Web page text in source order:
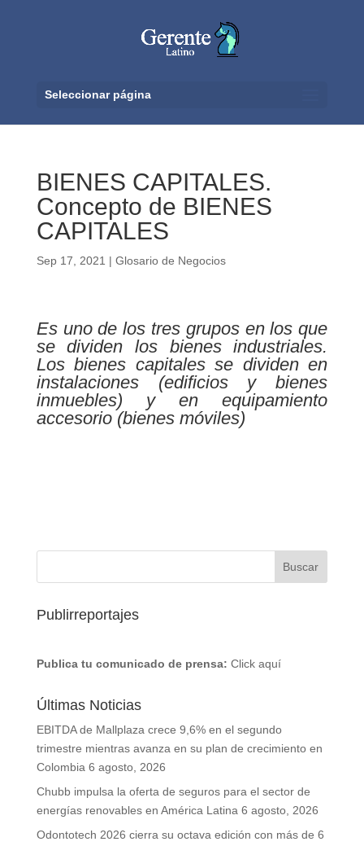
Seleccionar página
BIENES CAPITALES.
Concepto de BIENES
CAPITALES
Sep 17, 2021 | Glosario de Negocios
Es uno de los tres grupos en los que
se dividen los bienes industriales.
Los bienes capitales se dividen en
instalaciones (edificios y bienes
inmuebles) y en equipamiento
accesorio (bienes móviles)
Publirreportajes
Publica tu comunicado de prensa: Click aquí
Últimas Noticias
EBITDA de Mallplaza crece 9,6% en el segundo
trimestre mientras avanza en su plan de crecimiento en
Colombia 6 agosto, 2026
Chubb impulsa la oferta de seguros para el sector de
energías renovables en América Latina 6 agosto, 2026
Odontotech 2026 cierra su octava edición con más de 6